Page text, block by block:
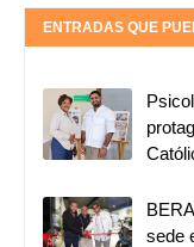
ENTRADAS QUE
sede